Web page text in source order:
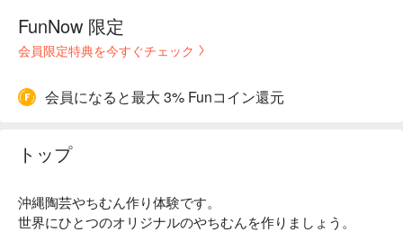
FunNow 限定
会員限定特典を今すぐチェック
会員になると最大 3% Funコイン還元
トップ
沖縄陶芸やちむん作り体験です。
世界にひとつのオリジナルのやちむんを作りましょう。